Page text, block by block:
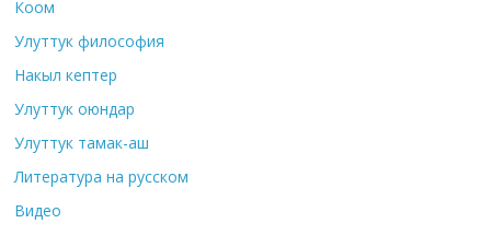
Коом
Улуттук философия
Накыл кептер
Улуттук оюндар
Улуттук тамак-аш
Литература на русском
Видео